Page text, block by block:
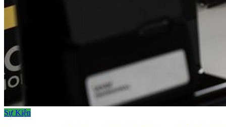
Sự Kiện